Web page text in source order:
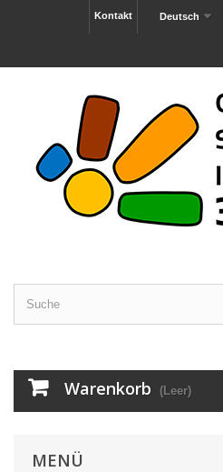
Deutsch
Kontakt
Warenkorb (Leer)
MENÜ